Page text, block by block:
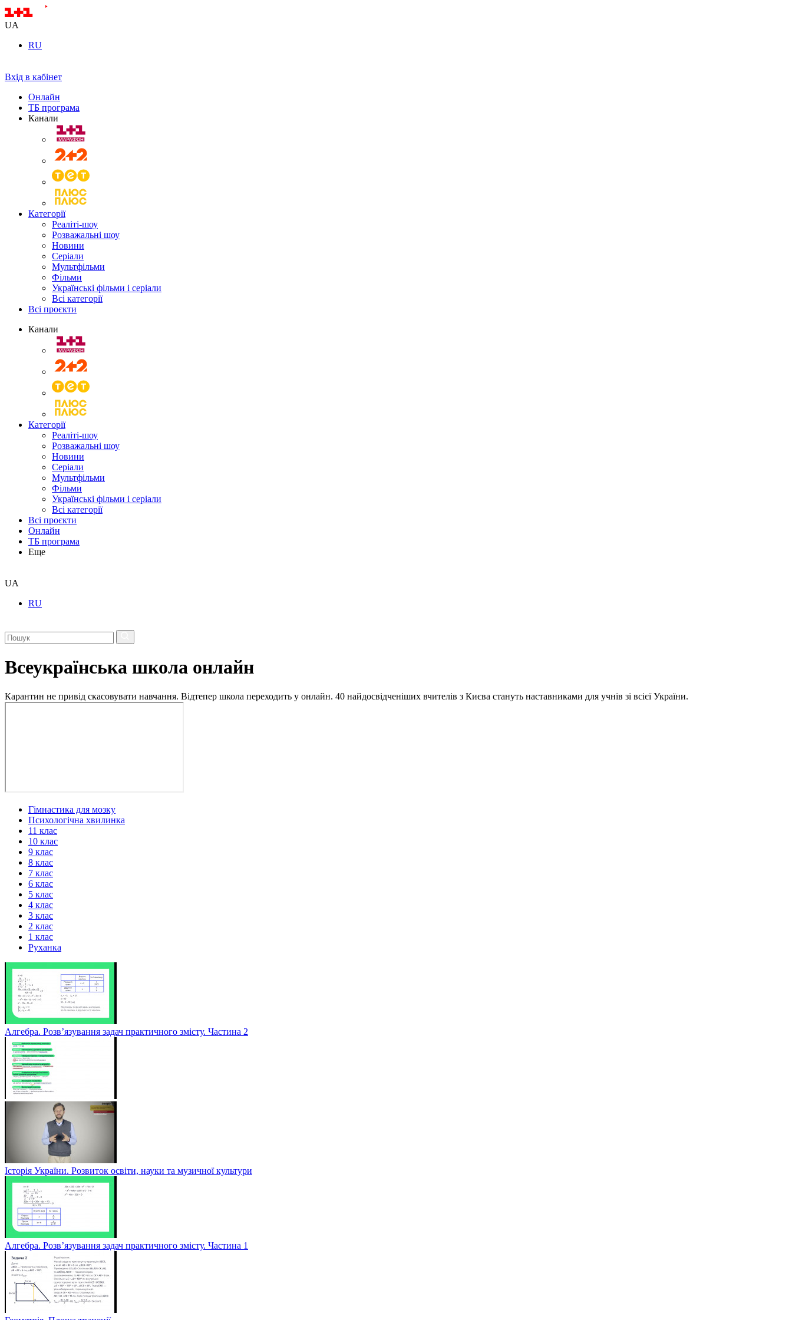
UA
RU
Вхід в кабінет
Онлайн
ТБ програма
Канали
Категорії
Реаліті-шоу
Розважальні шоу
Новини
Серіали
Мультфільми
Фільми
Українські фільми і серіали
Всі категорії
Всі проєкти
Канали
Категорії
Реаліті-шоу
Розважальні шоу
Новини
Серіали
Мультфільми
Фільми
Українські фільми і серіали
Всі категорії
Всі проєкти
Онлайн
ТБ програма
Еще
UA
RU
Всеукраїнська школа онлайн
Карантин не привід скасовувати навчання. Відтепер школа переходить у онлайн. 40 найдосвідченіших вчителів з Києва стануть наставниками для учнів зі всієї України.
Гімнастика для мозку
Психологічна хвилинка
11 клас
10 клас
9 клас
8 клас
7 клас
6 клас
5 клас
4 клас
3 клас
2 клас
1 клас
Руханка
Алгебра. Розв’язування задач практичного змісту. Частина 2
Історія України. Розвиток освіти, науки та музичної культури
Алгебра. Розв’язування задач практичного змісту. Частина 1